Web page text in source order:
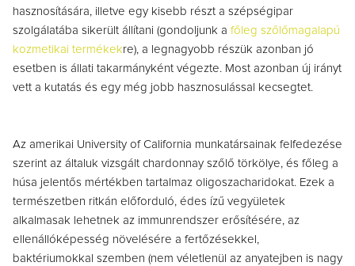
hasznosítására, illetve egy kisebb részt a szépségipar
szolgálatába sikerült állítani (gondoljunk a főleg szőlőmagalapú
kozmetikai termékekre), a legnagyobb részük azonban jó
esetben is állati takarmányként végezte. Most azonban új irányt
vett a kutatás és egy még jobb hasznosulással kecsegtet.
Az amerikai University of California munkatársainak felfedezése
szerint az általuk vizsgált chardonnay szőlő törkölye, és főleg a
húsa jelentős mértékben tartalmaz oligoszacharidokat. Ezek a
természetben ritkán előforduló, édes ízű vegyületek
alkalmasak lehetnek az immunrendszer erősítésére, az
ellenállóképesség növelésére a fertőzésekkel,
baktériumokkal szemben (nem véletlenül az anyatejben is nagy